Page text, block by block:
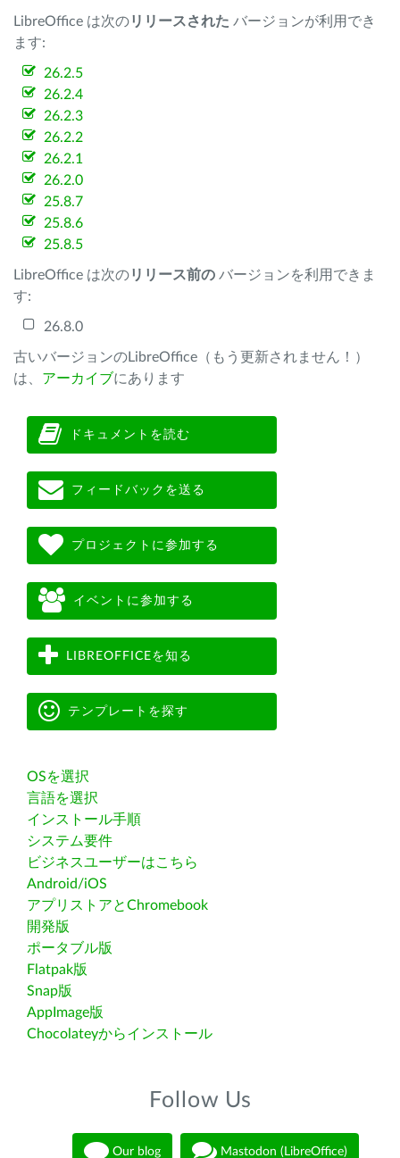
LibreOffice は次のリリースされた バージョンが利用でき
ます:
26.2.5
26.2.4
26.2.3
26.2.2
26.2.1
26.2.0
25.8.7
25.8.6
25.8.5
LibreOffice は次のリリース前の バージョンを利用できま
す:
26.8.0
古いバージョンのLibreOffice（もう更新されません！）
は、 アーカイブにあります
ドキュメントを読む
フィードバックを送る
プロジェクトに参加する
イベントに参加する
LIBREOFFICEを知る
テンプレートを探す
OSを選択
言語を選択
インストール手順
システム要件
ビジネスユーザーはこちら
Android/iOS
アプリストアとChromebook
開発版
ポータブル版
Flatpak版
Snap版
AppImage版
Chocolateyからインストール
Follow Us
Our blog Mastodon (LibreOffice)